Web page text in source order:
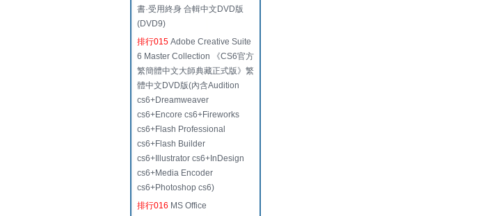
書·受用終身 合輯中文DVD版
(DVD9)
排行015 Adobe Creative Suite
6 Master Collection 《CS6官方
繁簡體中文大師典藏正式版》繁
體中文DVD版(內含Audition
cs6+Dreamweaver
cs6+Encore cs6+Fireworks
cs6+Flash Professional
cs6+Flash Builder
cs6+Illustrator cs6+InDesign
cs6+Media Encoder
cs6+Photoshop cs6)
排行016 MS Office